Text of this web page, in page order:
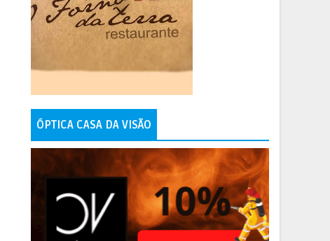
ÓPTICA CASA DA VISÃO